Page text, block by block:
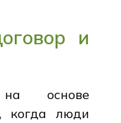
и
основе
когда люди